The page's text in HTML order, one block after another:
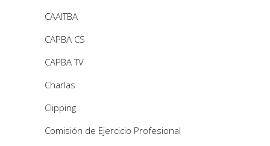
CAAITBA
CAPBA CS
CAPBA TV
Charlas
Clipping
Comisión de Ejercicio Profesional